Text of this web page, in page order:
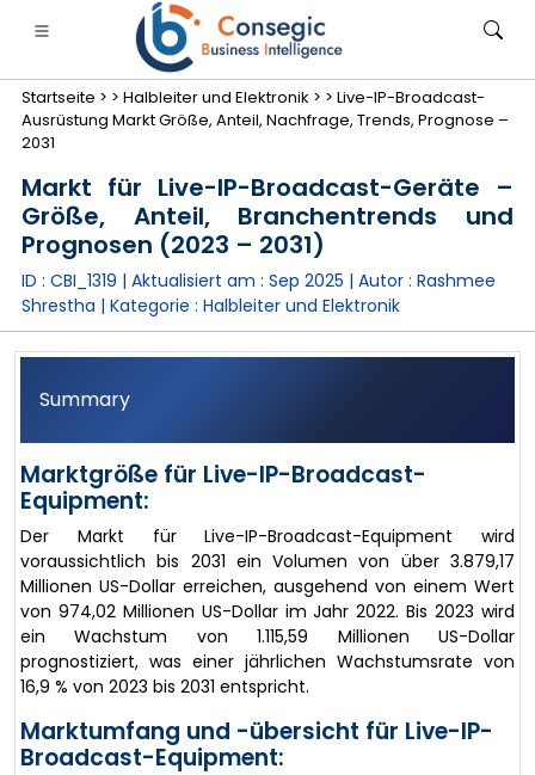
Finanzdienstleistungen und Versicherungen
• Konsumgüter• Energie und Strom
• Fallstudien
Startseite > > Halbleiter und Elektronik > > Live-IP-Broadcast-
Ausrüstung Markt Größe, Anteil, Nachfrage, Trends, Prognose –
2031
Markt für Live-IP-Broadcast-Geräte –
Größe, Anteil, Branchentrends und
Prognosen (2023 – 2031)
ID : CBI_1319 | Aktualisiert am : Sep 2025 | Autor : Rashmee
Shrestha | Kategorie : Halbleiter und Elektronik
Summary
Marktgröße für Live-IP-Broadcast-
Equipment:
Der Markt für Live-IP-Broadcast-Equipment wird
voraussichtlich bis 2031 ein Volumen von über 3.879,17
Millionen US-Dollar erreichen, ausgehend von einem Wert
von 974,02 Millionen US-Dollar im Jahr 2022. Bis 2023 wird
ein Wachstum von 1.115,59 Millionen US-Dollar
prognostiziert, was einer jährlichen Wachstumsrate von
16,9 % von 2023 bis 2031 entspricht.
Marktumfang und -übersicht für Live-IP-
Broadcast-Equipment: